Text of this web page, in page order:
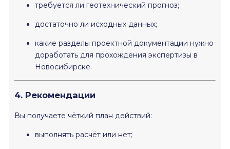
требуется ли геотехнический прогноз;
достаточно ли исходных данных;
какие разделы проектной документации нужно
доработать для прохождения экспертизы в
Новосибирске.
4. Рекомендации
Вы получаете чёткий план действий:
выполнять расчёт или нет;